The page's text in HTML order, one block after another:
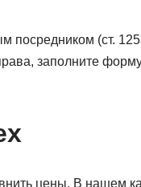
посредником (ст.
заполните
цены. В нашем